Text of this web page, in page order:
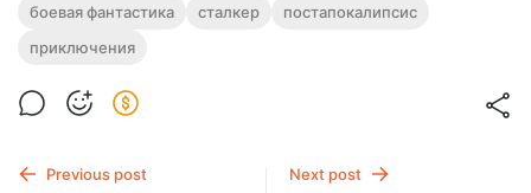
96. Аудиокнига «Охота за
артефактами-1»
Продолжительность: 11 ч. 47 мин
боевая фантастика сталкер
постапокалипсис
приключения
Previous post
Next post